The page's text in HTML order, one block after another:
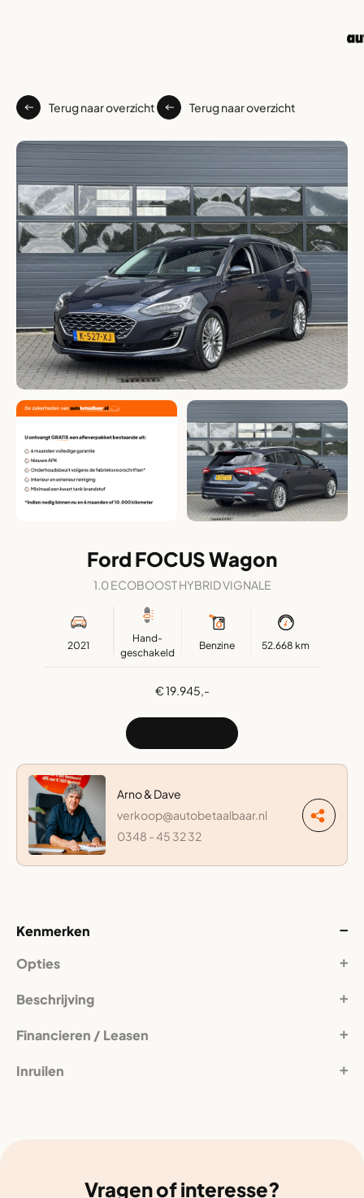
Terug naar overzicht Terug naar overzicht
Ford FOCUS Wagon
1.0 ECOBOOST HYBRID VIGNALE
2021
Hand-
geschakeld
Benzine 52.668 km
€ 19.945,-
Arno & Dave
verkoop@autobetaalbaar.nl
0348 - 45 32 32
Kenmerken
Opties
Beschrijving
Financieren / Leasen
Inruilen
Vragen of interesse?